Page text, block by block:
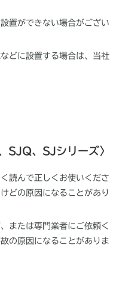
置ができない場合がござい
どに設置する場合は、当社
SJQ、SJシリーズ〉
読んで正しくお使いくださ
どの原因になることがあり
または専門業者にご依頼く
の原因になることがありま